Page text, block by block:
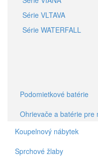
Série VLTAVA
Série WATERFALL
Podomietkové batérie
Ohrievače a batérie pre
Koupelnový nábytek
Sprchové žlaby